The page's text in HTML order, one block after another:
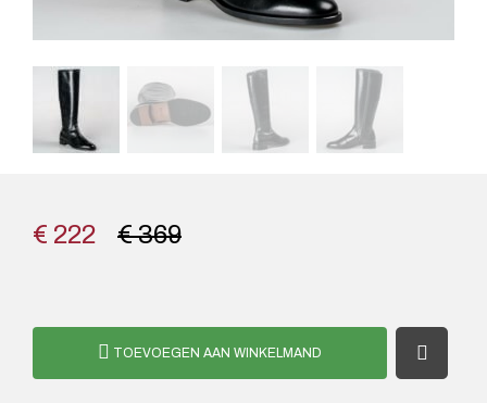
€ 369
€ 222
TOEVOEGEN AAN WINKELMAND